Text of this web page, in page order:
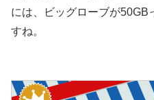
には、ビッグローブが50GB
すね。